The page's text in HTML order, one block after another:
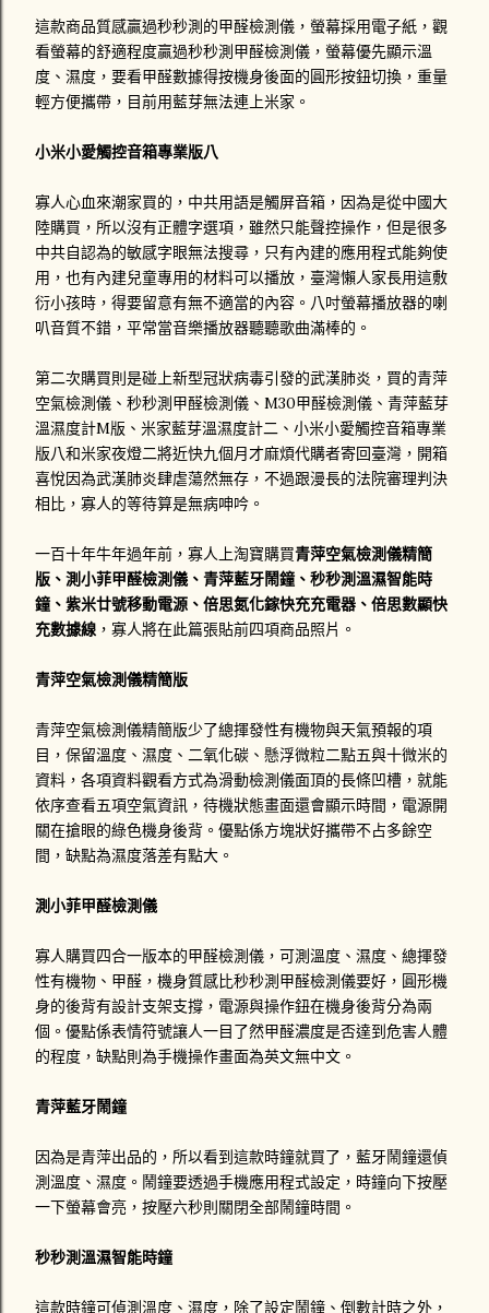
這款商品質感贏過秒秒測的甲醛檢測儀，螢幕採用電子紙，觀
看螢幕的舒適程度贏過秒秒測甲醛檢測儀，螢幕優先顯示溫
度、濕度， 要看甲醛數據得按機身後面的圓形按鈕切換，重量
輕方便攜帶，目前用藍芽無法連上米家。
小米小愛觸控音箱專業版八
寡人心血來潮家買的，中共用語是觸屏音箱，因為是從中國大
陸購買，所以沒有正體字選項，雖然只能聲控操作，但是很多
中共自認為的敏感字眼無法搜尋，只有內建的應用程式能夠使
用，也有內建兒童專用的材料可以播放，臺灣懶人家長用這敷
衍小孩時，得要留意有無不適當的內容。八吋螢幕播放器的喇
叭音質不錯，平常當音樂播放器聽聽歌曲滿棒的。
第二次購買則是碰上新型冠狀病毒引發的武漢肺炎，買的青萍
空氣檢測儀、 秒秒測甲醛檢測儀、 M30甲醛檢測儀、 青萍藍芽
溫濕度計M版、米家藍芽溫濕度計二、小米小愛觸控音箱專業
版八和米家夜燈二將近快九個月才麻煩代購者寄回臺灣，開箱
喜悅因為武漢肺炎肆虐蕩然無存，不過跟漫長的法院審理判決
相比，寡人的等待算是無病呻吟。
一百十年牛年過年前，寡人上淘寶購買青萍空氣檢測儀精簡
版、測小菲甲醛檢測儀、青萍藍牙鬧鐘、秒秒測溫濕智能時
鐘、紫米廿號移動電源、倍思氮化鎵快充充電器、倍思數顯快
充數據線 ，寡人將在此篇張貼前四項商品照片。
青萍空氣檢測儀精簡版
青萍空氣檢測儀精簡版少了總揮發性有機物與天氣預報的項
目，保留溫度、濕度、二氧化碳、懸浮微粒二點五與十微米的
資料，各項資料觀看方式為滑動檢測儀面頂的長條凹槽，就能
依序查看五項空氣資訊，待機狀態畫面還會顯示時間，電源開
關在搶眼的綠色機身後背。優點係方塊狀好攜帶不占多餘空
間，缺點為濕度落差有點大。
測小菲甲醛檢測儀
寡人購買四合一版本的甲醛檢測儀，可測溫度、濕度、總揮發
性有機物、甲醛，機身質感比秒秒測甲醛檢測儀要好，圓形機
身的後背有設計支架支撐，電源與操作鈕在機身後背分為兩
個。優點係表情符號讓人一目了然甲醛濃度是否達到危害人體
的程度，缺點則為手機操作畫面為英文無中文。
青萍藍牙鬧鐘
因為是青萍出品的，所以看到這款時鐘就買了，藍牙鬧鐘還偵
測溫度、濕度。鬧鐘要透過手機應用程式設定，時鐘向下按壓
一下螢幕會亮，按壓六秒則關閉全部鬧鐘時間。
秒秒測溫濕智能時鐘
這款時鐘可偵測溫度、濕度，除了設定鬧鐘、倒數計時之外，